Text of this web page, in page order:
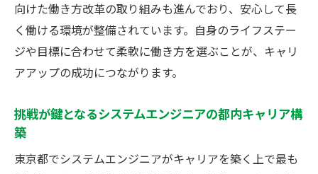
向けた働き方改革の取り組みも進んでおり、安心して長
く働ける環境が整備されています。自身のライフステー
ジや目標に合わせて柔軟に働き方を選ぶことが、キャリ
アアップの成功につながります。
挑戦が鍵となるシステムエンジニアの都内キャリア構
築
東京都でシステムエンジニアがキャリアを築く上で最も